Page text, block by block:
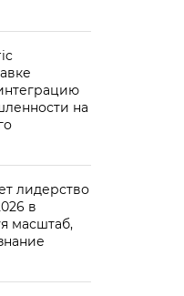
на
лидерство
в
масштаб,